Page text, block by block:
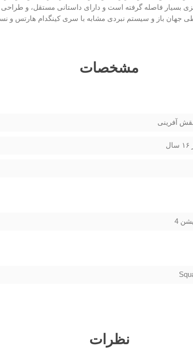
بسیار فاصله گرفته است و دارای داستانی مستقل، و
باز و سیستم نبردی مشابه با سری کینگدام هارتس و
مشخصات
آفرینی
4
نظرات